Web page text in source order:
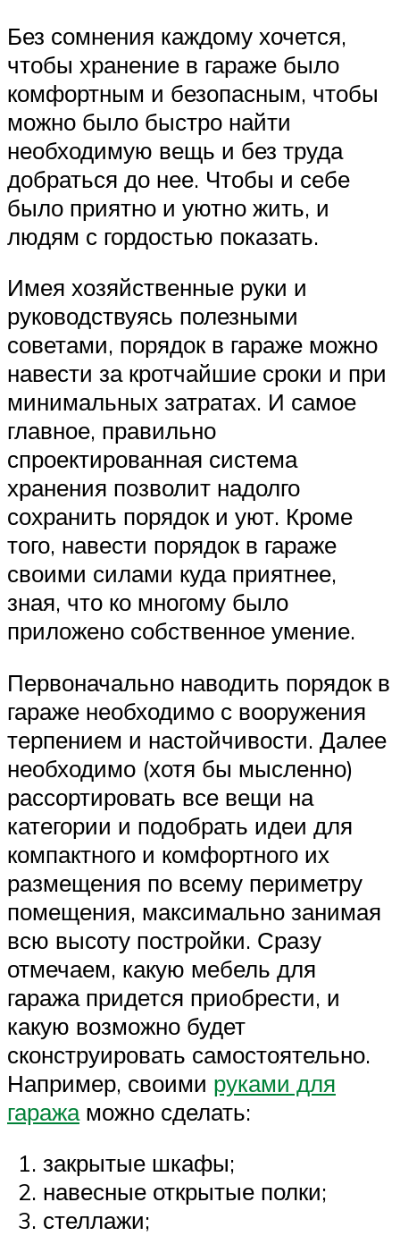
Без сомнения каждому хочется,
чтобы хранение в гараже было
комфортным и безопасным, чтобы
можно было быстро найти
необходимую вещь и без труда
добраться до нее. Чтобы и себе
было приятно и уютно жить, и
людям с гордостью показать.
Имея хозяйственные руки и
руководствуясь полезными
советами, порядок в гараже можно
навести за кротчайшие сроки и при
минимальных затратах. И самое
главное, правильно
спроектированная система
хранения позволит надолго
сохранить порядок и уют. Кроме
того, навести порядок в гараже
своими силами куда приятнее,
зная, что ко многому было
приложено собственное умение.
Первоначально наводить порядок в
гараже необходимо с вооружения
терпением и настойчивости. Далее
необходимо (хотя бы мысленно)
рассортировать все вещи на
категории и подобрать идеи для
компактного и комфортного их
размещения по всему периметру
помещения, максимально занимая
всю высоту постройки. Сразу
отмечаем, какую мебель для
гаража придется приобрести, и
какую возможно будет
сконструировать самостоятельно.
Например, своими руками для
гаражаможно сделать:
закрытые шкафы;
навесные открытые полки;
стеллажи;